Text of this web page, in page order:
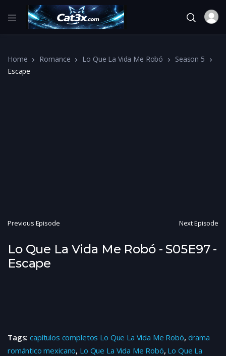
Home Romance Lo Que La Vida Me Robó
Season 5
Escape
Previous Episode Next Episode
Lo Que La Vida Me Robó - S05E97 -
Escape
Tags:capítulos completos Lo Que La Vida Me Robó, drama
romántico mexicano, Lo Que La Vida Me Robó, Lo Que La